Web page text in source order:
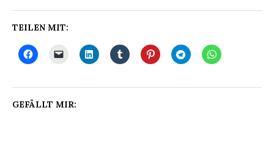
TEILEN MIT:
GEFÄLLT MIR: